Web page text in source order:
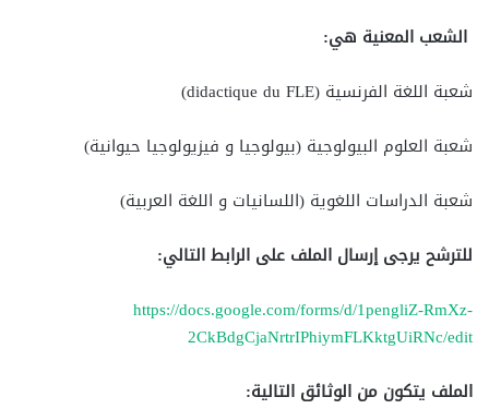
الشعب المعنية هي:
شعبة اللغة الفرنسية (didactique du FLE)
شعبة العلوم البيولوجية (بيولوجيا و فيزيولوجيا حيوانية)
شعبة الدراسات اللغوية (اللسانيات و اللغة العربية)
للترشح يرجى إرسال الملف على الرابط التالي:
https://docs.google.com/forms/d/1pengliZ-RmXz-
2CkBdgCjaNrtrIPhiymFLKktgUiRNc/edit
الملف يتكون من الوثائق التالية: